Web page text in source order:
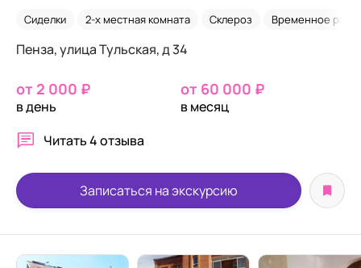
Сиделки 2-х местная комната Склероз Временное
Пенза, улица Тульская, д 34
от 2 000 ₽
в день
от 60 000 ₽
в месяц
Читать4 отзыва
Записаться на экскурсию